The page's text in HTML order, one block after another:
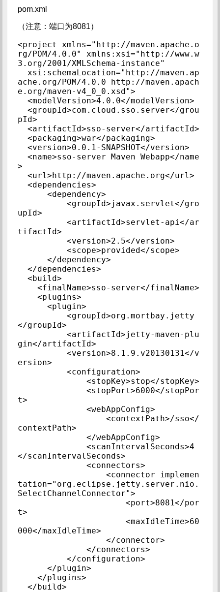
pom.xml
（注意：端口为8081）
<project xmlns="http://maven.apache.o
rg/POM/4.0.0" xmlns:xsi="http://www.w
3.org/2001/XMLSchema-instance"
ache.org/POM/4.0.0 http://maven.apach
e.org/maven-v4_0_0.xsd">
pId>
>
upId>
tifactId>
</groupId>
gin</artifactId>
ersion>
t>
contextPath>
</scanIntervalSeconds>
tation="org.eclipse.jetty.server.nio.
SelectChannelConnector">
t>
000</maxIdleTime>